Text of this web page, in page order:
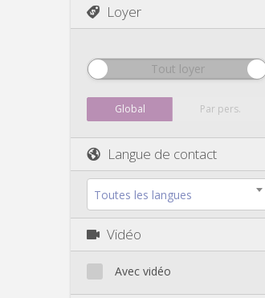
Loyer
Tout loyer
Global Par pers.
Langue de contact
Toutes les langues
Vidéo
Avec vidéo